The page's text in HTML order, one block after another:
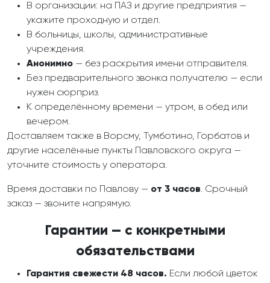
В организации: на ПАЗ и другие предприятия —
укажите проходную и отдел.
В больницы, школы, административные
учреждения.
Анонимно — без раскрытия имени отправителя.
Без предварительного звонка получателю — если
нужен сюрприз.
К определённому времени — утром, в обед или
вечером.
Доставляем также в Ворсму, Тумботино, Горбатов и
другие населённые пункты Павловского округа —
уточните стоимость у оператора.
Время доставки по Павлову — от 3 часов. Срочный
заказ — звоните напрямую.
Гарантии — с конкретными
обязательствами
Гарантия свежести 48 часов. Если любой цветок